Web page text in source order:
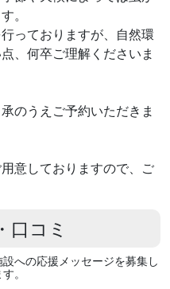
。
っておりますが、自然環
、何卒ご理解くださいま
のうえご予約いただきま
意しておりますので、ご
口コミ
への応援メッセージを募集し
。